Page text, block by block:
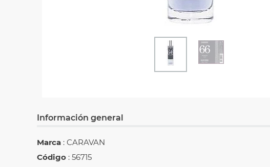
Información general
Marca : CARAVAN
Código : 56715